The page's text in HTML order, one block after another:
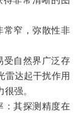
常窄，弥散性非
受自然界广泛存
雷达起干扰作用
强。
：其探测精度在